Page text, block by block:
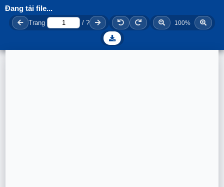
Đang tải file...
Trang / ? 100%